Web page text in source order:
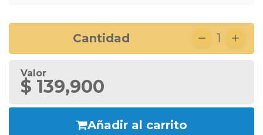
Cantidad 1
Valor
$ 139,900
Añadir al carrito